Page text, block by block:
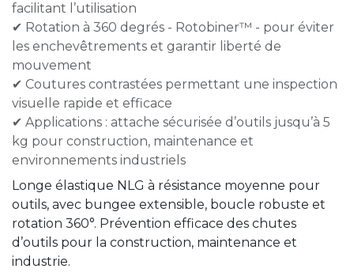
facilitant l’utilisation
✔ Rotation à 360 degrés - Rotobiner™ - pour éviter
les enchevêtrements et garantir liberté de
mouvement
✔ Coutures contrastées permettant une inspection
visuelle rapide et efficace
✔ Applications : attache sécurisée d’outils jusqu’à 5
kg pour construction, maintenance et
environnements industriels
Longe élastique NLG à résistance moyenne pour
outils, avec bungee extensible, boucle robuste et
rotation 360°. Prévention efficace des chutes
d’outils pour la construction, maintenance et
industrie.